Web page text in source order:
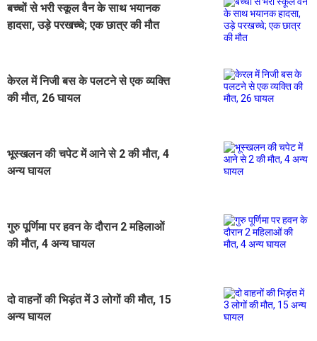
बच्चों से भरी स्कूल वैन के साथ भयानक
हादसा, उड़े परखच्चे; एक छात्र की मौत
केरल में निजी बस के पलटने से एक व्यक्ति
की मौत, 26 घायल
भूस्खलन की चपेट में आने से 2 की मौत, 4
अन्य घायल
गुरु पूर्णिमा पर हवन के दौरान 2 महिलाओं
की मौत, 4 अन्य घायल
दो वाहनों की भिड़ंत में 3 लोगों की मौत, 15
अन्य घायल